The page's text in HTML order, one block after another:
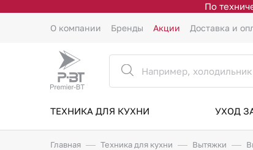
По
О компании Бренды Акции Доставка и
ТЕХНИКА ДЛЯ КУХНИ УХОД
Главная Техника для кухни Вытяжки